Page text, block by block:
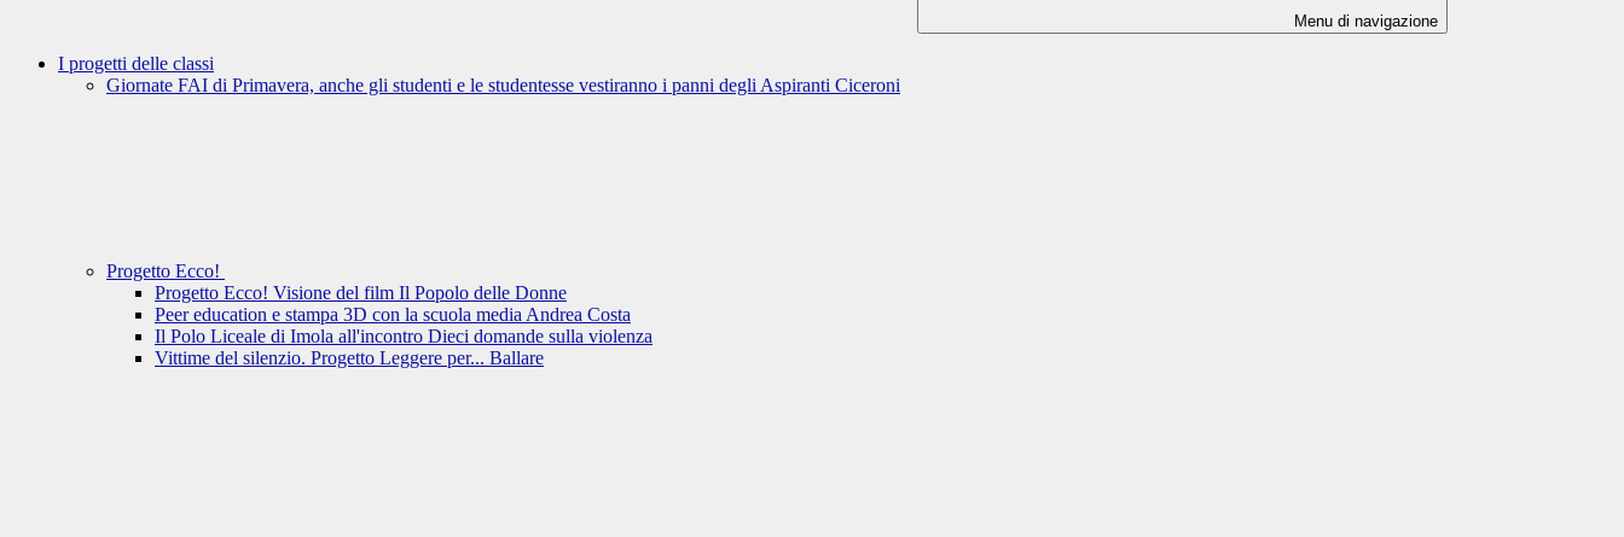
Menu di navigazione
I progetti delle classi
Giornate FAI di Primavera, anche gli studenti e le studentesse vestiranno i panni degli Aspiranti Ciceroni
Progetto Ecco!
Progetto Ecco! Visione del film Il Popolo delle Donne
Peer education e stampa 3D con la scuola media Andrea Costa
Il Polo Liceale di Imola all'incontro Dieci domande sulla violenza
Vittime del silenzio. Progetto Leggere per... Ballare